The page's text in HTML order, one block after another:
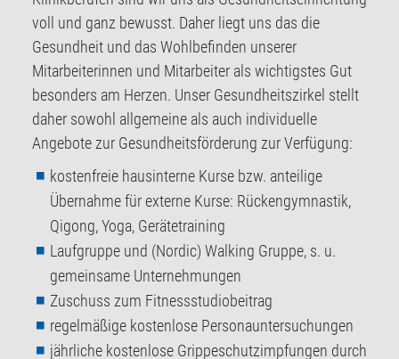
voll und ganz bewusst. Daher liegt uns das die
Gesundheit und das Wohlbefinden unserer
Mitarbeiterinnen und Mitarbeiter als wichtigstes Gut
besonders am Herzen. Unser Gesundheitszirkel stellt
daher sowohl allgemeine als auch individuelle
Angebote zur Gesundheitsförderung zur Verfügung:
kostenfreie hausinterne Kurse bzw. anteilige
Übernahme für externe Kurse: Rückengymnastik,
Qigong, Yoga, Gerätetraining
Laufgruppe und (Nordic) Walking Gruppe, s. u.
gemeinsame Unternehmungen
Zuschuss zum Fitnessstudiobeitrag
regelmäßige kostenlose Personauntersuchungen
jährliche kostenlose Grippeschutzimpfungen durch